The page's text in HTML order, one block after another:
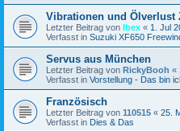
Vibrationen und Ölverlust
Letzter Beitrag von Ibex « 1. Jul
Verfasst in Suzuki XF650
Servus aus München
Letzter Beitrag von RickyBooh «
Verfasst in Vorstellung - Das bin
Französisch
Letzter Beitrag von 110515 « 25.
Verfasst in Dies & Das